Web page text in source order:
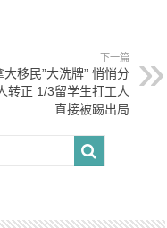
下一篇
移民”大洗牌” 悄悄分
转正 1/3留学生打工人
直接被踢出局